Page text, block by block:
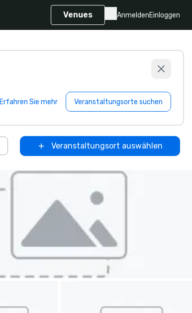
Venues AnmeldenEinloggen
Erfahren Sie mehr Veranstaltungsorte suchen
Veranstaltungsort auswählen